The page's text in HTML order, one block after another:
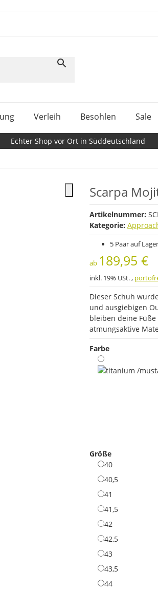
Verleih Besohlen Sale
Echter Shop vor Ort in Süddeutschland
Scarpa
Artikelnummer:
Kategorie:
5 Paar auf Lager
ab 189,95 €
inkl. 19% USt. ,
Dieser Schuh
und ausgiebigen
bleiben deine
atmungsaktive
Farbe
Größe
4040
40,540,5
41
41,541,5
42
42,542,5
4343
43,543,5
4444